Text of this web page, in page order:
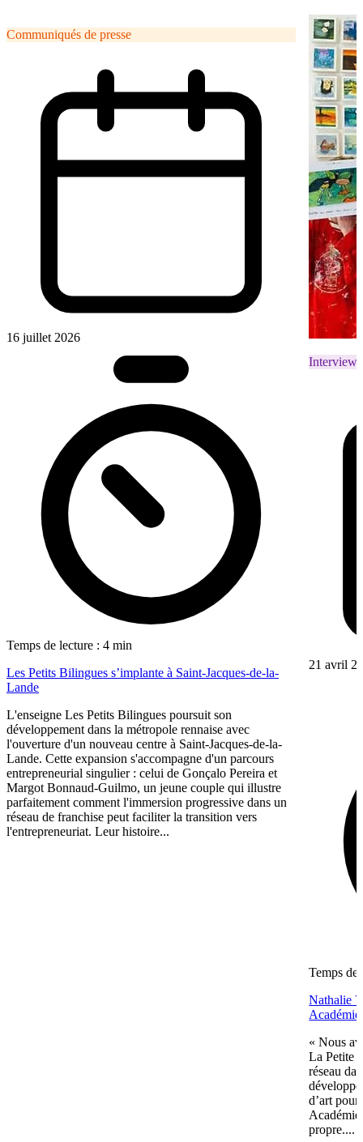
Communiqués de presse
16 juillet 2026
Temps de lecture : 4 min
Les Petits Bilingues s’implante à Saint-Jacques-de-la-
Lande
L'enseigne Les Petits Bilingues poursuit son
développement dans la métropole rennaise avec
l'ouverture d'un nouveau centre à Saint-Jacques-de-la-
Lande. Cette expansion s'accompagne d'un parcours
entrepreneurial singulier : celui de Gonçalo Pereira et
Margot Bonnaud-Guilmo, un jeune couple qui illustre
parfaitement comment l'immersion progressive dans un
réseau de franchise peut faciliter la transition vers
l'entrepreneuriat. Leur histoire...
Interviews
21 avril
Temps de
Nathalie
Académie
« Nous
La Petite
réseau
d’art
propre....